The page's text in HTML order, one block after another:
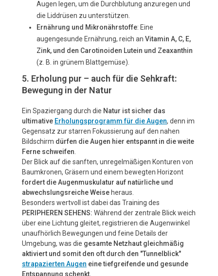
Augen legen, um die Durchblutung anzuregen und
die Liddrüsen zu unterstützen.
Ernährung und Mikronährstoffe: Eine
augengesunde Ernährung, reich an Vitamin A, C, E,
Zink, und den Carotinoiden Lutein und Zeaxanthin
(z. B. in grünem Blattgemüse).
5. Erholung pur – auch für die Sehkraft:
Bewegung in der Natur
Ein Spaziergang durch die Natur ist sicher das
ultimative Erholungsprogramm für die Augen, denn im
Gegensatz zur starren Fokussierung auf den nahen
Bildschirm dürfen die Augen hier entspannt in die weite
Ferne schweifen
Der Blick auf die sanften, unregelmäßigen Konturen von
Baumkronen, Gräsern und einem bewegten Horizont
fordert die Augenmuskulatur auf natürliche und
abwechslungsreiche Weise heraus.
Besonders wertvoll ist dabei das Training des
PERIPHEREN SEHENS: Während der zentrale Blick weich
über eine Lichtung gleitet, registrieren die Augenwinkel
unaufhörlich Bewegungen und feine Details der
Umgebung, was die gesamte Netzhaut gleichmäßig
aktiviert und somit den oft durch den "Tunnelblick"
strapazierten Augen eine tiefgreifende und gesunde
Entspannung schenkt.